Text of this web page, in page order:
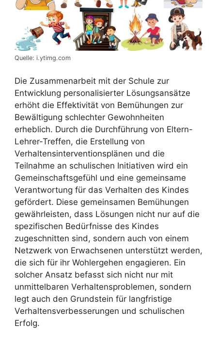
Quelle: i.ytimg.com
Die Zusammenarbeit mit der Schule zur
Entwicklung personalisierter Lösungsansätze
erhöht die Effektivität von Bemühungen zur
Bewältigung schlechter Gewohnheiten
erheblich. Durch die Durchführung von Eltern-
Lehrer-Treffen, die Erstellung von
Verhaltensinterventionsplänen und die
Teilnahme an schulischen Initiativen wird ein
Gemeinschaftsgefühl und eine gemeinsame
Verantwortung für das Verhalten des Kindes
gefördert. Diese gemeinsamen Bemühungen
gewährleisten, dass Lösungen nicht nur auf die
spezifischen Bedürfnisse des Kindes
zugeschnitten sind, sondern auch von einem
Netzwerk von Erwachsenen unterstützt werden,
die sich für ihr Wohlergehen engagieren. Ein
solcher Ansatz befasst sich nicht nur mit
unmittelbaren Verhaltensproblemen, sondern
legt auch den Grundstein für langfristige
Verhaltensverbesserungen und schulischen
Erfolg.